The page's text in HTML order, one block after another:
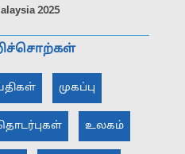
2025
முகப்பு
உலகம்